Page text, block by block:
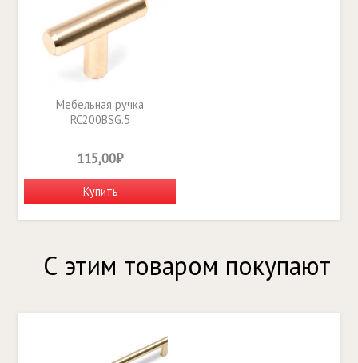
Мебельная ручка
RC200BSG.5
115,00₽
Купить
С этим товаром покупают